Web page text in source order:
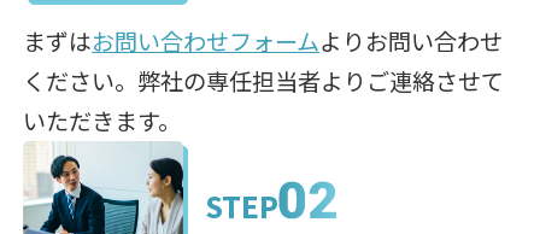
まずはお問い合わせフォームよりお問い合わせ
ください。弊社の専任担当者よりご連絡させて
いただきます。
STEP